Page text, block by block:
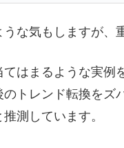
な気もしますが、
はまるような実例
トレンド転換をズ
測しています。